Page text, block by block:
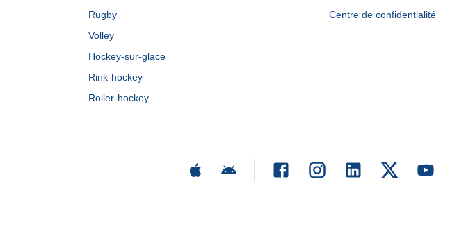
Rugby
Volley
Hockey-sur-glace
Rink-hockey
Roller-hockey
Centre de confidentialité